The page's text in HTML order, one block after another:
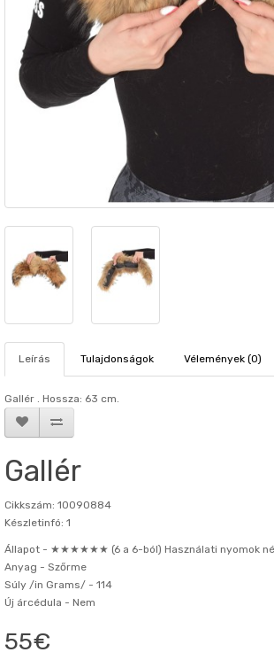
Leírás Tulajdonságok Vélemények (0)
Gallér . Hosszа: 63 cm.
Gallér
Cikkszám: 10090884
Készletinfó: 1
Állapot - ★★★★★★ (6 a 6-ból) Használati nyomok
Anyag - Szőrme
Súly /in Grams/ - 114
Új árcédula - Nem
55€